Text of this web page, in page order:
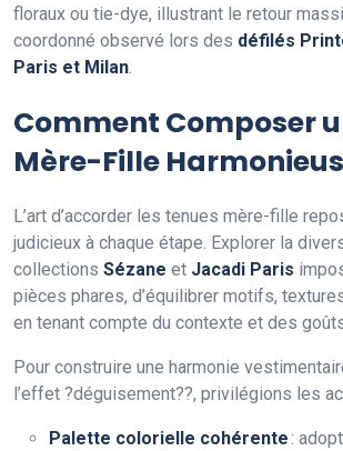
floraux ou tie-dye, illustrant le retour
coordonné observé lors des défilés
Paris et Milan.
Comment Composer
Mère-Fille
L’art d’accorder les tenues mère-fille
judicieux à chaque étape. Explorer la
collections Sézane et Jacadi Paris
pièces phares, d’équilibrer motifs,
en tenant compte du contexte et des
Pour construire une harmonie
l’effet ?déguisement??, privilégions les
Palette colorielle cohérente: